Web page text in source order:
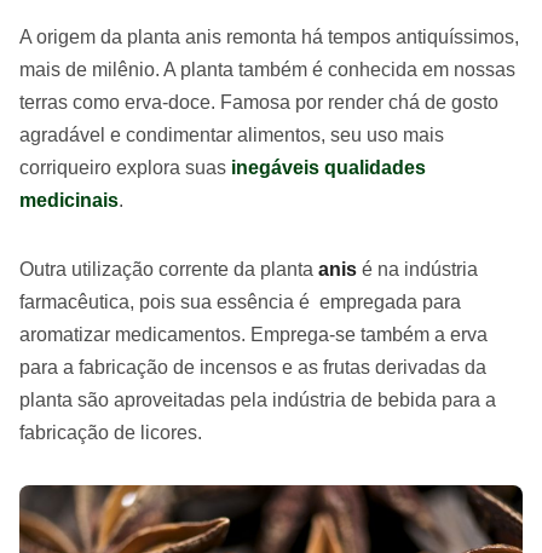
A origem da planta anis remonta há tempos antiquíssimos,
mais de milênio. A planta também é conhecida em nossas
terras como erva-doce. Famosa por render chá de gosto
agradável e condimentar alimentos, seu uso mais
corriqueiro explora suas inegáveis qualidades
medicinais.
Outra utilização corrente da planta anis é na indústria
farmacêutica, pois sua essência é empregada para
aromatizar medicamentos. Emprega-se também a erva
para a fabricação de incensos e as frutas derivadas da
planta são aproveitadas pela indústria de bebida para a
fabricação de licores.